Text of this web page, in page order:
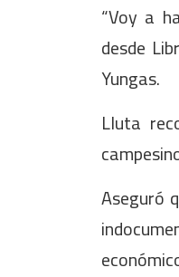
“Voy a
desde
Yungas.
Lluta
Aseguró